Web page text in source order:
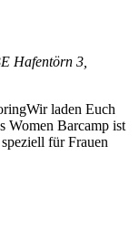
Hafentörn 3,
laden Euch
Women Barcamp ist
für Frauen